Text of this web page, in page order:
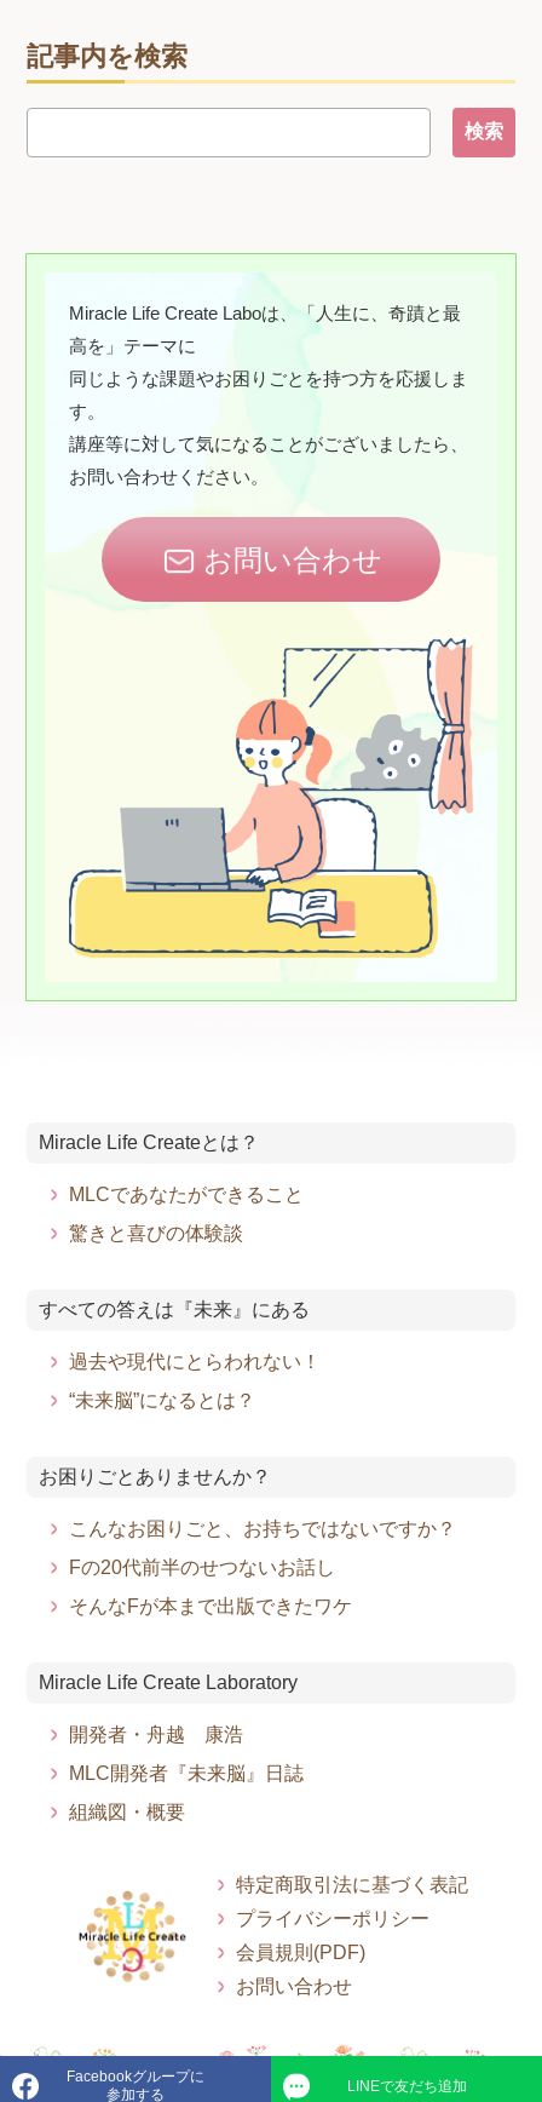
Facebookグループに
参加する
LINEで友だち追加
記事内を検索
Miracle Life Create Laboは、「人生に、奇蹟と最
高を」テーマに
同じような課題やお困りごとを持つ方を応援しま
す。
講座等に対して気になることがございましたら、
お問い合わせください。
お問い合わせ
特定商取引法に基づく表記
プライバシーポリシー
会員規則(PDF)
お問い合わせ
Miracle Life Createとは？
MLCであなたができること
驚きと喜びの体験談
すべての答えは『未来』にある
過去や現代にとらわれない！
“未来脳”になるとは？
お困りごとありませんか？
こんなお困りごと、お持ちではないですか？
Fの20代前半のせつないお話し
そんなFが本まで出版できたワケ
Miracle Life Create Laboratory
開発者・舟越 康浩
MLC開発者『未来脳』日誌
組織図・概要
© 2022-2026 Miracle Life Create Labo.